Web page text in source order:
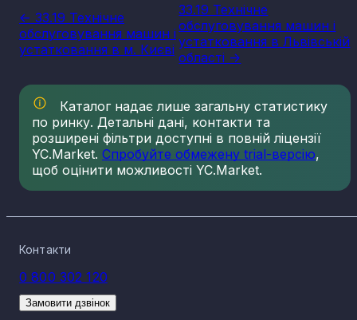
<- 33.19 Технічне
обслуговування машин і
устатковання в м. Києві
33.19 Технічне
обслуговування машин і
устатковання в Львівській
області ->
Каталог надає лише загальну статистику
по ринку. Детальні дані, контакти та
розширені фільтри доступні в повній ліцензії
YC.Market. Спробуйте обмежену trial-версію,
щоб оцінити можливості YC.Market.
Контакти
0 800 302 120
Замовити дзвінок